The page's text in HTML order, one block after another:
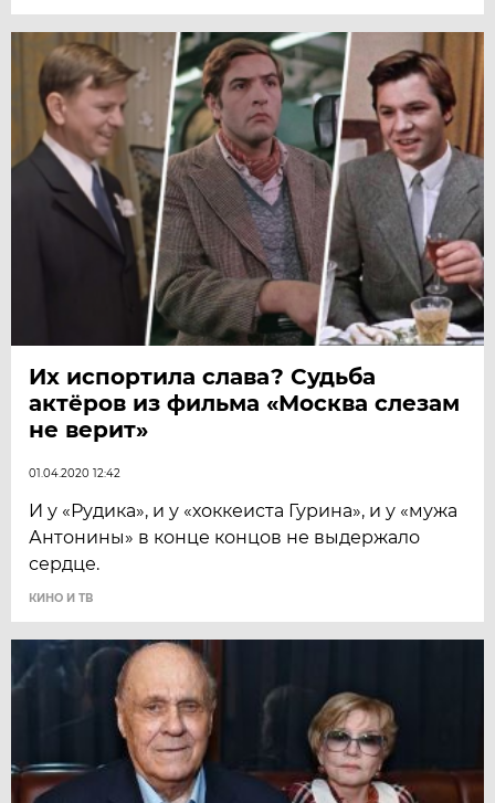
Их испортила слава? Судьба
актёров из фильма «Москва слезам
не верит»
01.04.2020 12:42
И у «Рудика», и у «хоккеиста Гурина», и у «мужа
Антонины» в конце концов не выдержало
сердце.
КИНО И ТВ